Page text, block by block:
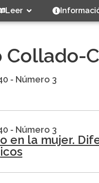
Leer
Collado-
- Número 3
- Número 3
en la mujer.